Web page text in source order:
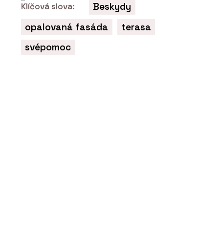
Klíčová slova:
Beskydy
opalovaná fasáda
terasa
svépomoc